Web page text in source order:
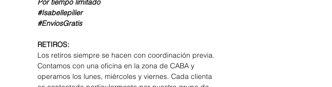
Por tiempo limitado
#Isabellepilier
#EnviosGratis
RETIROS:
Los retiros siempre se hacen con coordinación previa.
Contamos con una oficina en la zona de CABA y
operamos los lunes, miércoles y viernes. Cada clienta